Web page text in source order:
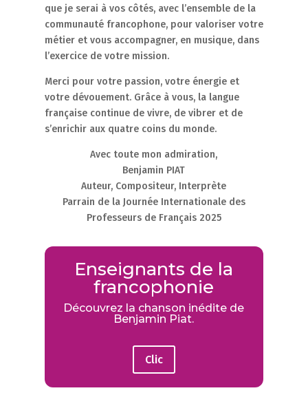
que je serai à vos côtés, avec l’ensemble de la
communauté francophone, pour valoriser votre
métier et vous accompagner, en musique, dans
l’exercice de votre mission.
Merci pour votre passion, votre énergie et
votre dévouement. Grâce à vous, la langue
française continue de vivre, de vibrer et de
s’enrichir aux quatre coins du monde.
Avec toute mon admiration,
Benjamin PIAT
Auteur, Compositeur, Interprète
Parrain de la Journée Internationale des
Professeurs de Français 2025
Enseignants de la
francophonie
Découvrez la chanson inédite de
Benjamin Piat.
Clic